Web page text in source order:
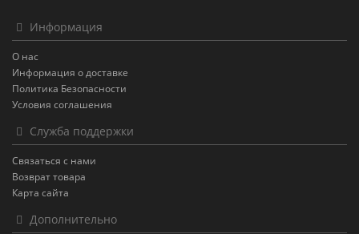
Информация
О нас
Информация о доставке
Политика Безопасности
Условия соглашения
Служба поддержки
Связаться с нами
Возврат товара
Карта сайта
Дополнительно